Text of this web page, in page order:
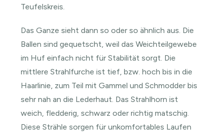
Teufelskreis.
Das Ganze sieht dann so oder so ähnlich aus. Die
Ballen sind gequetscht, weil das Weichteilgewebe
im Huf einfach nicht für Stabilität sorgt. Die
mittlere Strahlfurche ist tief, bzw. hoch bis in die
Haarlinie, zum Teil mit Gammel und Schmodder bis
sehr nah an die Lederhaut. Das Strahlhorn ist
weich, fledderig, schwarz oder richtig matschig.
Diese Strähle sorgen für unkomfortables Laufen